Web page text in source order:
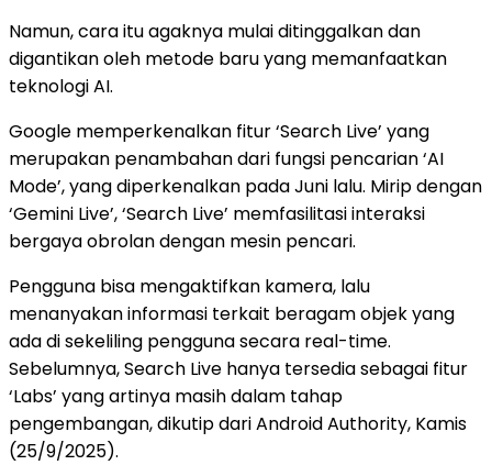
Namun, cara itu agaknya mulai ditinggalkan dan
digantikan oleh metode baru yang memanfaatkan
teknologi AI.
Google memperkenalkan fitur ‘Search Live’ yang
merupakan penambahan dari fungsi pencarian ‘AI
Mode’, yang diperkenalkan pada Juni lalu. Mirip dengan
‘Gemini Live’, ‘Search Live’ memfasilitasi interaksi
bergaya obrolan dengan mesin pencari.
Pengguna bisa mengaktifkan kamera, lalu
menanyakan informasi terkait beragam objek yang
ada di sekeliling pengguna secara real-time.
Sebelumnya, Search Live hanya tersedia sebagai fitur
‘Labs’ yang artinya masih dalam tahap
pengembangan, dikutip dari Android Authority, Kamis
(25/9/2025).